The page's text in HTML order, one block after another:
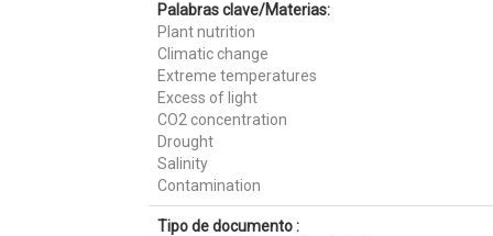
Palabras clave/Materias:
Plant nutrition
Climatic change
Extreme temperatures
Excess of light
CO2 concentration
Drought
Salinity
Contamination
Tipo de documento :